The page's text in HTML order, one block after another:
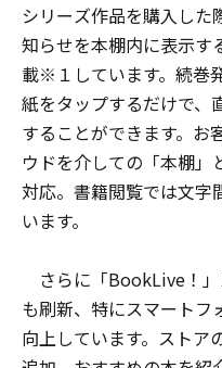
シリーズ作品を購入し
知らせを本棚内に表示す
載※１しています。続巻
紙をタップするだけで、
することができます。お
ウドを介しての「本棚」
対応。書籍閲覧では文字
います。
さらに「BookLive！」
も刷新、特にスマートフ
向上しています。ストア